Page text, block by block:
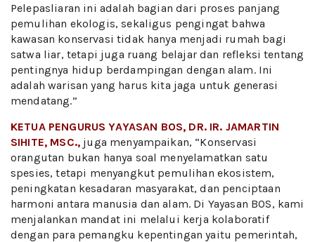
Pelepasliaran ini adalah bagian dari proses panjang
pemulihan ekologis, sekaligus pengingat bahwa
kawasan konservasi tidak hanya menjadi rumah bagi
satwa liar, tetapi juga ruang belajar dan refleksi tentang
pentingnya hidup berdampingan dengan alam. Ini
adalah warisan yang harus kita jaga untuk generasi
mendatang.”
KETUA PENGURUS YAYASAN BOS, DR. IR. JAMARTIN
SIHITE, MSC., juga menyampaikan, “Konservasi
orangutan bukan hanya soal menyelamatkan satu
spesies, tetapi menyangkut pemulihan ekosistem,
peningkatan kesadaran masyarakat, dan penciptaan
harmoni antara manusia dan alam. Di Yayasan BOS, kami
menjalankan mandat ini melalui kerja kolaboratif
dengan para pemangku kepentingan yaitu pemerintah,